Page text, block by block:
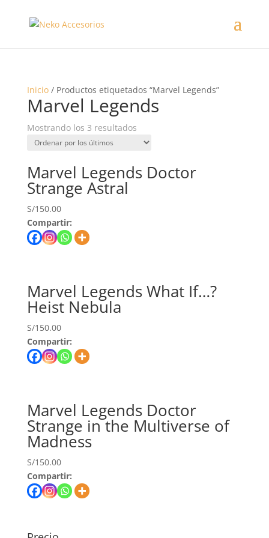
Inicio/ Productos etiquetados “Marvel Legends”
Marvel Legends
Mostrando los 3 resultados
Marvel Legends Doctor
Strange Astral
S/150.00
Compartir:
Marvel Legends What If…?
Heist Nebula
S/150.00
Compartir:
Marvel Legends Doctor
Strange in the Multiverse of
Madness
S/150.00
Compartir: